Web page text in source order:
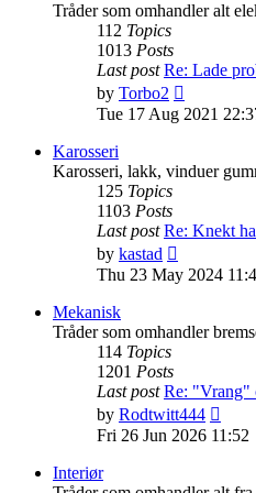
Tråder som omhandler alt
112 Topics
1013 Posts
Last post Re: Lade
by Torbo2
the
Tue 17 Aug 2021
Karosseri
Karosseri, lakk, vinduer
125 Topics
1103 Posts
Last post Re: Knekt
by kastad
the
latest
Thu 23 May 2024
Mekanisk
Tråder som omhandler
114 Topics
1201 Posts
Last post Re: "Vrang"
by Rodtwitt444
the
Fri 26 Jun 2026 11:52
Interiør